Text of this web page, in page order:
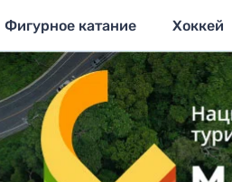
Фигурное катание Хоккей